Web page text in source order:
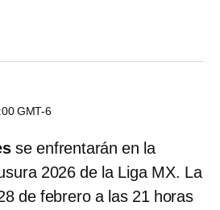
GMT-6
se enfrentarán en la
2026 de la Liga MX. La
de febrero a las 21 horas